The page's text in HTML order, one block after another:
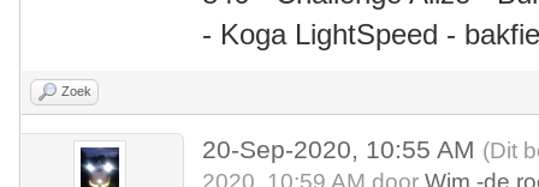
- Koga LightSpeed -
Zoek
20-Sep-2020, 10:55 AM (Dit
2020, 10:59 AM doorWim -de